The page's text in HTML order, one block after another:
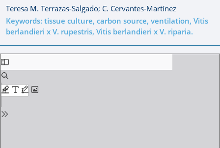
Teresa M. Terrazas-Salgado; C. Cervantes-Martínez
Keywords: tissue culture, carbon source, ventilation, Vitis
berlandieri x V. rupestris, Vitis berlandieri x V. riparia.